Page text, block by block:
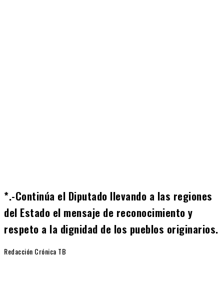
*.-Continúa el Diputado llevando a las regiones
del Estado el mensaje de reconocimiento y
respeto a la dignidad de los pueblos originarios.
Redacción Crónica TB